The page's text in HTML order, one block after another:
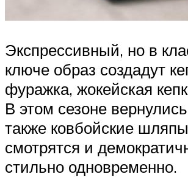
Экспрессивный, но в
ключе образ создадут
фуражка, жокейская
В этом сезоне
также ковбойские
смотрятся и
стильно одновременно.